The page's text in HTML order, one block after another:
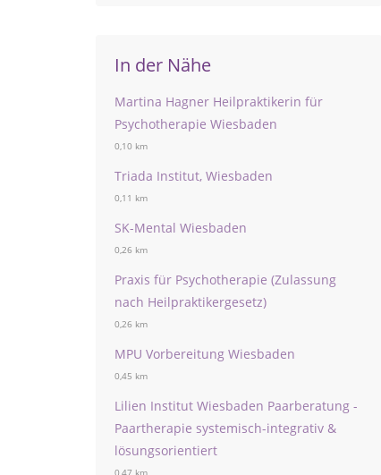
In der Nähe
Martina Hagner Heilpraktikerin für
Psychotherapie Wiesbaden
0,10 km
Triada Institut, Wiesbaden
0,11 km
SK-Mental Wiesbaden
0,26 km
Praxis für Psychotherapie (Zulassung
nach Heilpraktikergesetz)
0,26 km
MPU Vorbereitung Wiesbaden
0,45 km
Lilien Institut Wiesbaden Paarberatung -
Paartherapie systemisch-integrativ &
lösungsorientiert